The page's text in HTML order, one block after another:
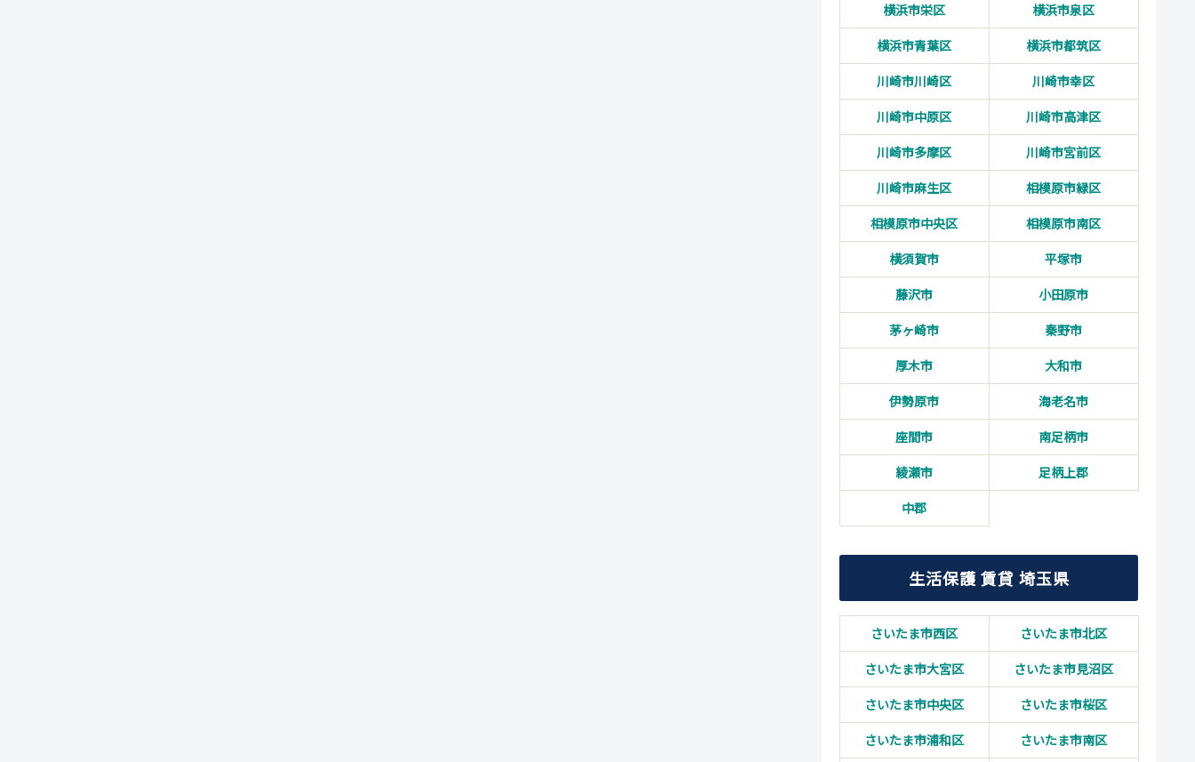
横浜市栄区
横浜市泉区
横浜市青葉区
横浜市都筑区
川崎市川崎区
川崎市幸区
川崎市中原区
川崎市高津区
川崎市多摩区
川崎市宮前区
川崎市麻生区
相模原市緑区
相模原市中央区
相模原市南区
横須賀市
平塚市
藤沢市
小田原市
茅ヶ崎市
秦野市
厚木市
大和市
伊勢原市
海老名市
座間市
南足柄市
綾瀬市
足柄上郡
中郡
生活保護 賃貸 埼玉県
さいたま市西区
さいたま市北区
さいたま市大宮区
さいたま市見沼区
さいたま市中央区
さいたま市桜区
さいたま市浦和区
さいたま市南区